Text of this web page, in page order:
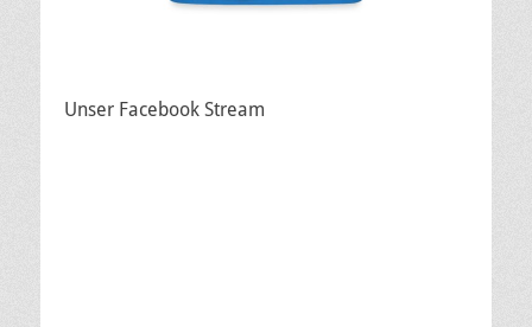
Unser Facebook Stream